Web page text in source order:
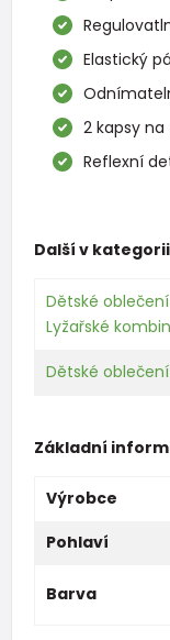
Elastický
2 kapsy na
Reflexní
Další v kategorii
Dětské oblečení
Lyžařské
Dětské oblečení
Základní
Výrobce
Pohlaví
Barva